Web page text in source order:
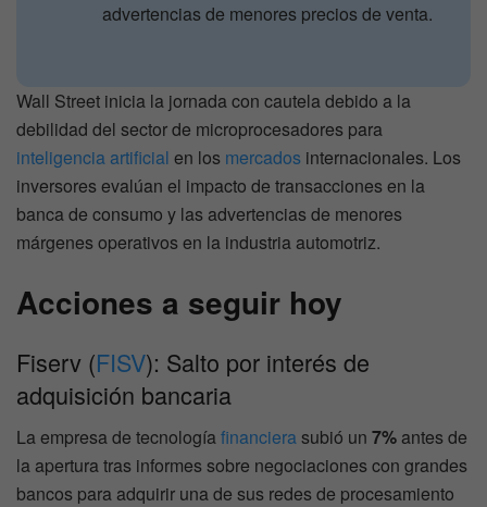
advertencias de menores precios de venta.
Wall Street inicia la jornada con cautela debido a la
debilidad del sector de microprocesadores para
inteligencia artificial en los mercados internacionales. Los
inversores evalúan el impacto de transacciones en la
banca de consumo y las advertencias de menores
márgenes operativos en la industria automotriz.
Acciones a seguir hoy
Fiserv (FISV): Salto por interés de
adquisición bancaria
La empresa de tecnologíafinancierasubió un 7% antes de
la apertura tras informes sobre negociaciones con grandes
bancos para adquirir una de sus redes de procesamiento